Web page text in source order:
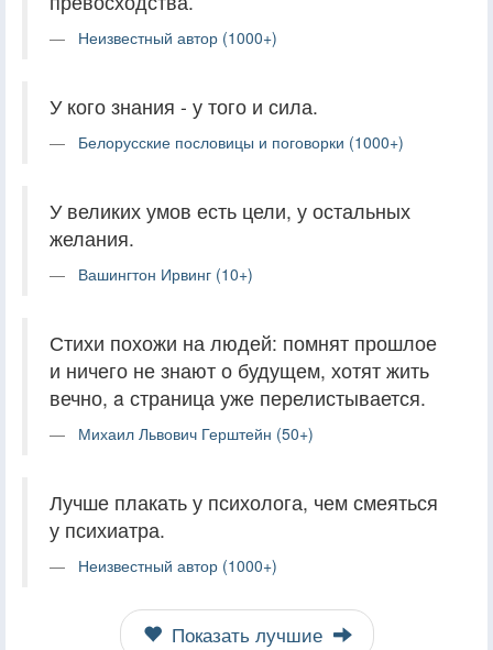
Неизвестный автор (1000+)
У кого знания - у того и сила.
Белорусские пословицы и поговорки (1000+)
У великих умов есть цели, у остальных
желания.
Вашингтон Ирвинг (10+)
Стихи похожи на людей: помнят прошлое
и ничего не знают о будущем, хотят жить
вечно, a страница уже перелистывается.
Михаил Львович Герштейн (50+)
Лучше плакать у психолога, чем смеяться
у психиатра.
Неизвестный автор (1000+)
Показать лучшие